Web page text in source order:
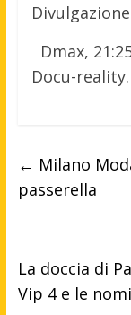
Dmax,
Docu-reality.
← Milano
passerella
La doccia di
Vip 4 e le